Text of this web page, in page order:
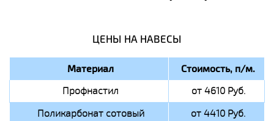
ЦЕНЫ НА НАВЕСЫ
Материал Стоимость, п/м.
Профнастил
от 4610 Руб.
Поликарбонат сотовый
от 4410 Руб.